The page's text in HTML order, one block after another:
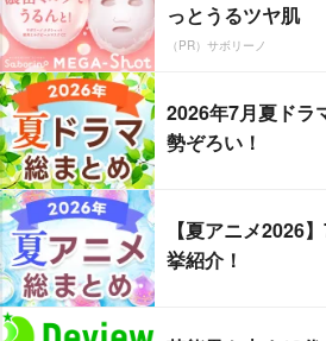
っとうるツヤ肌
（PR）サボリーノ
2026年7月夏ドラ
勢ぞろい！
【夏アニメ2026
挙紹介！